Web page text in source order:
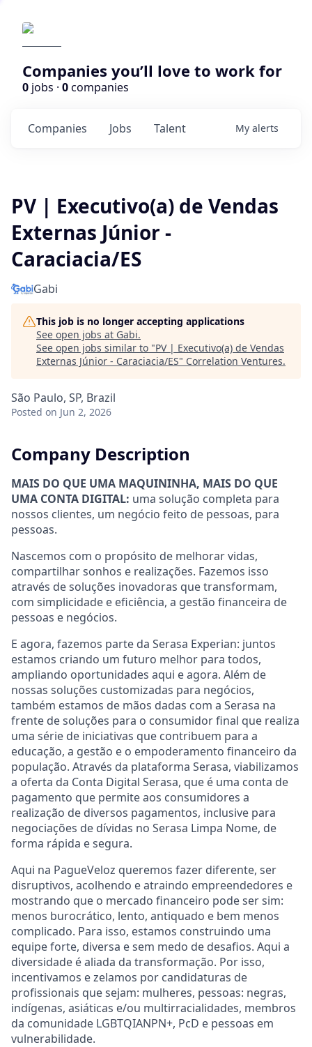
Companies you’ll love to work for
0 jobs · 0companies
Jobs
Companies Talent My alerts
PV | Executivo(a) de Vendas
Externas Júnior -
Caraciacia/ES
Gabi
This job is no longer accepting applications
See open jobs at Gabi.
See open jobs similar to "PV | Executivo(a) de Vendas
Externas Júnior - Caraciacia/ES" Correlation Ventures.
São Paulo, SP, Brazil
Posted on Jun 2, 2026
Company Description
MAIS DO QUE UMA MAQUININHA, MAIS DO QUE
UMA CONTA DIGITAL: uma solução completa para
nossos clientes, um negócio feito de pessoas, para
pessoas.
Nascemos com o propósito de melhorar vidas,
compartilhar sonhos e realizações. Fazemos isso
através de soluções inovadoras que transformam,
com simplicidade e eficiência, a gestão financeira de
pessoas e negócios.
E agora, fazemos parte da Serasa Experian: juntos
estamos criando um futuro melhor para todos,
ampliando oportunidades aqui e agora. Além de
nossas soluções customizadas para negócios,
também estamos de mãos dadas com a Serasa na
frente de soluções para o consumidor final que realiza
uma série de iniciativas que contribuem para a
educação, a gestão e o empoderamento financeiro da
população. Através da plataforma Serasa, viabilizamos
a oferta da Conta Digital Serasa, que é uma conta de
pagamento que permite aos consumidores a
realização de diversos pagamentos, inclusive para
negociações de dívidas no Serasa Limpa Nome, de
forma rápida e segura.
Aqui na PagueVeloz queremos fazer diferente, ser
disruptivos, acolhendo e atraindo empreendedores e
mostrando que o mercado financeiro pode ser sim:
menos burocrático, lento, antiquado e bem menos
complicado. Para isso, estamos construindo uma
equipe forte, diversa e sem medo de desafios. Aqui a
diversidade é aliada da transformação. Por isso,
incentivamos e zelamos por candidaturas de
profissionais que sejam: mulheres, pessoas: negras,
indígenas, asiáticas e/ou multirracialidades, membros
da comunidade LGBTQIANPN+, PcD e pessoas em
vulnerabilidade.